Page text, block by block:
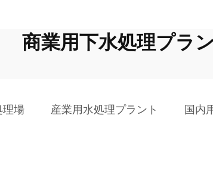
商業用下水処理プラ
理場 産業用水処理プラント 国内